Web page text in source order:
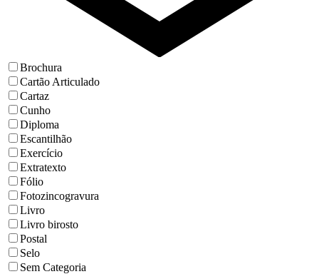
Brochura
Cartão Articulado
Cartaz
Cunho
Diploma
Escantilhão
Exercício
Extratexto
Fólio
Fotozincogravura
Livro
Livro birosto
Postal
Selo
Sem Categoria